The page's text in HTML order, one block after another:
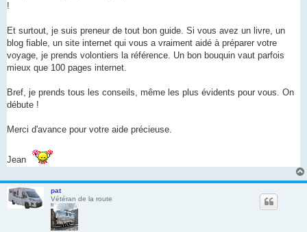
!
Et surtout, je suis preneur de tout bon guide. Si vous avez un livre, un
blog fiable, un site internet qui vous a vraiment aidé à préparer votre
voyage, je prends volontiers la référence. Un bon bouquin vaut parfois
mieux que 100 pages internet.
Bref, je prends tous les conseils, même les plus évidents pour vous. On
débute !
Merci d'avance pour votre aide précieuse.
Jean
pat
Vétéran de la route